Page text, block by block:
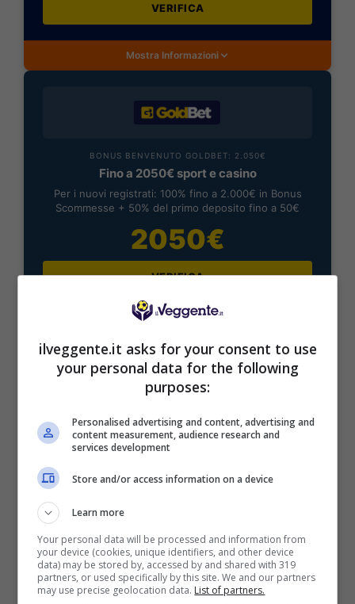
VERIFICA
Mostra Informazioni
BONUS BENVENUTO GOLDBET: 2.050€
Fino a 2050€ sport e casino
Per i nuovi registrati: 100% fino a 2.000€ in Bonus
Scommesse + 50% del primo deposito fino a 50€
2050€
VERIFICA
Mostra Informazioni
BONUS BENVENUTO LOTTOMATICA: 2050€
Fino a 2050€ bonus scommesse e sport
Bonus Scommesse + 100% fino a 2000€ in Bonus
VERIFICA
ilveggente.it asks for your consent to use
your personal data for the following
purposes:
Personalised advertising and content, advertising and
content measurement, audience research and
services development
Store and/or access information on a device
Learn more
Your personal data will be processed and information from
your device (cookies, unique identifiers, and other device
data) may be stored by, accessed by and shared with 319
partners, or used specifically by this site. We and our partners
may use precise geolocation data. List of partners.